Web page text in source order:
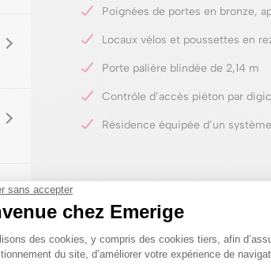
Poignées de portes en bronze,
Locaux vélos et poussettes en
Porte palière blindée de 2,14 m
Contrôle d’accès piéton par
Résidence équipée d’un